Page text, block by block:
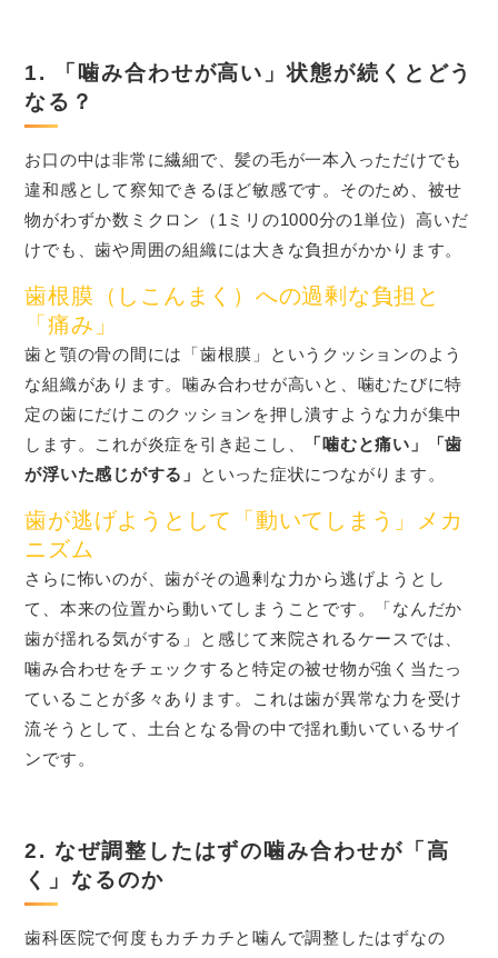
1. 「噛み合わせが高い」状態が続くとどう
なる？
お口の中は非常に繊細で、髪の毛が一本入っただけでも
違和感として察知できるほど敏感です。そのため、被せ
物がわずか数ミクロン（1ミリの1000分の1単位）高いだ
けでも、歯や周囲の組織には大きな負担がかかります。
歯根膜（しこんまく）への過剰な負担と
「痛み」
歯と顎の骨の間には「歯根膜」というクッションのよう
な組織があります。噛み合わせが高いと、噛むたびに特
定の歯にだけこのクッションを押し潰すような力が集中
します。これが炎症を引き起こし、
「噛むと痛い」「歯
が浮いた感じがする」
といった症状につながります。
歯が逃げようとして「動いてしまう」メカ
ニズム
さらに怖いのが、歯がその過剰な力から逃げようとし
て、本来の位置から動いてしまうことです。「なんだか
歯が揺れる気がする」と感じて来院されるケースでは、
噛み合わせをチェックすると特定の被せ物が強く当たっ
ていることが多々あります。これは歯が異常な力を受け
流そうとして、土台となる骨の中で揺れ動いているサイ
ンです。
2. なぜ調整したはずの噛み合わせが「高
く」なるのか
歯科医院で何度もカチカチと噛んで調整したはずなの